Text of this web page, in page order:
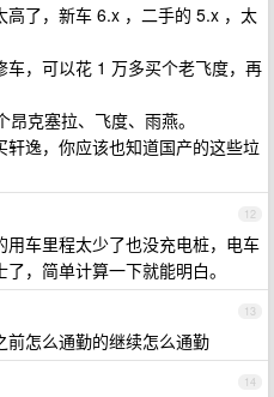
了，新车 6.x ，二手的 5.x ，太
，可以花 1 万多买个老飞度，再
克塞拉、飞度、雨燕。
逸，你应该也知道国产的这些垃
12
车里程太少了也没充电桩，电车
，简单计算一下就能明白。
13
怎么通勤的继续怎么通勤
14